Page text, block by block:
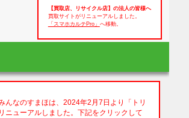
【買取店、リサイクル店】の法人の皆様へ
買取サイトがリニューアルしました。
「スマホカルテPro」 へ移動。
んなのすまほは、2024年2月7日より「トリ
ニューアルしました。下記をクリックして